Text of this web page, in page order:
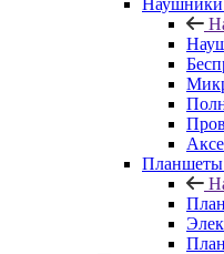
Планшеты